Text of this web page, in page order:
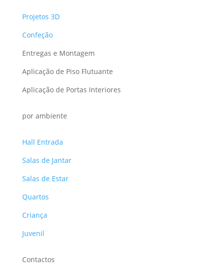
Projetos 3D
Confeção
Entregas e Montagem
Aplicação de Piso Flutuante
Aplicação de Portas Interiores
por ambiente
Hall Entrada
Salas de Jantar
Salas de Estar
Quartos
Criança
Juvenil
Contactos